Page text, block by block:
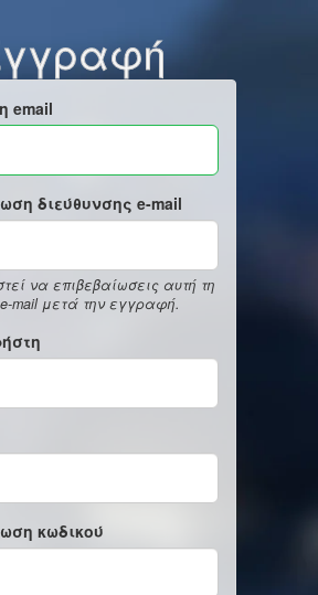
email
διεύθυνσης e-mail
να επιβεβαίωσεις αυτή τη
mail μετά την εγγραφή.
κωδικού